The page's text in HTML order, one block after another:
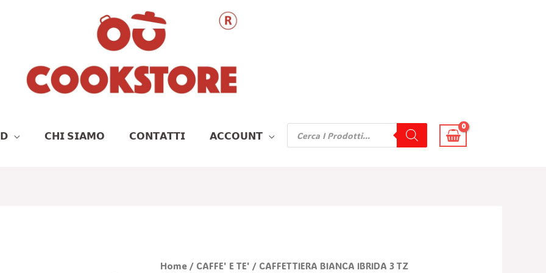
𝗖𝗛𝗜 𝗦𝗜𝗔𝗠𝗢 𝗖𝗢𝗡𝗧𝗔𝗧𝗧𝗜 𝗔𝗖𝗖𝗢𝗨𝗡𝗧
Products
Search
Home / CAFFE' E TE' / CAFFETTIERA BIANCA IBRIDA 3 TZ
Il
Il
CAFFETTIERA